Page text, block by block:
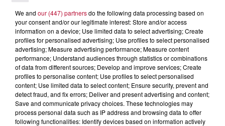
6 août 2026
NÎMES : « LE RÊVE DU GLADIATEUR » INVESTIT
LES ARÈNES CES 3...
Après un franc succès l'été dernier, le spectacle « Le Rêve
du gladiateur » revient illuminer l'amphithéâtre romain les 6,
7 et 8 août. Une fresque nocturne...
We and our (447) partnersdo the following data processing based on
your consent and/or our legitimate interest: Store and/or access
information on a device; Use limited data to select advertising; Create
profiles for personalised advertising; Use profiles to select personalised
advertising; Measure advertising performance; Measure content
performance; Understand audiences through statistics or combinations
of data from different sources; Develop and improve services; Create
profiles to personalise content; Use profiles to select personalised
content; Use limited data to select content; Ensure security, prevent and
detect fraud, and fix errors; Deliver and present advertising and content;
Save and communicate privacy choices. These technologies may
process personal data such as IP address and browsing data to offer
following functionalities: Identify devices based on information actively